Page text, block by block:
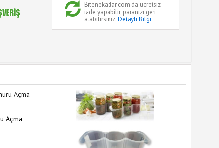
Bitenekadar.com'da ücretsiz
iade yapabilir, paranızı geri
alabilirsiniz.Detaylı Bilgi
Açma